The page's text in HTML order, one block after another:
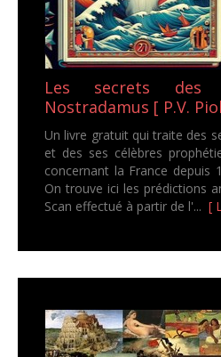
Les secrets des
Nostradamus [ P.V.
Un livre gratuit qui traite des
et des ses célèbres
concernant la France depuis
On trouve ici les prédictions
Scan effectué à partir de l'... [